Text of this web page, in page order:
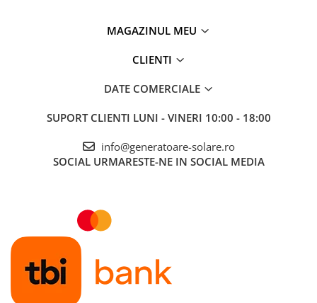
Luxmetru
MAGAZINUL MEU
CLIENTI
DATE COMERCIALE
SUPORT CLIENTI LUNI - VINERI 10:00 - 18:00
info@generatoare-solare.ro
SOCIAL URMARESTE-NE IN SOCIAL MEDIA